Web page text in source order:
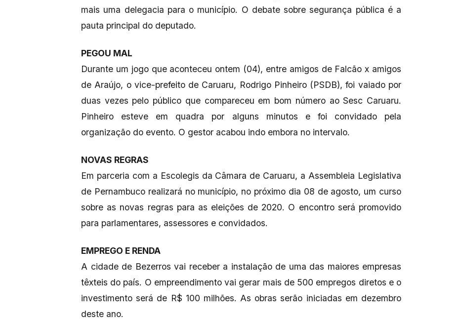
mais uma delegacia para o município. O debate sobre segurança pública é a
pauta principal do deputado.
PEGOU MAL
Durante um jogo que aconteceu ontem (04), entre amigos de Falcão x amigos
de Araújo, o vice-prefeito de Caruaru, Rodrigo Pinheiro (PSDB), foi vaiado por
duas vezes pelo público que compareceu em bom número ao Sesc Caruaru.
Pinheiro esteve em quadra por alguns minutos e foi convidado pela
organização do evento. O gestor acabou indo embora no intervalo.
NOVAS REGRAS
Em parceria com a Escolegis da Câmara de Caruaru, a Assembleia Legislativa
de Pernambuco realizará no município, no próximo dia 08 de agosto, um curso
sobre as novas regras para as eleições de 2020. O encontro será promovido
para parlamentares, assessores e convidados.
EMPREGO E RENDA
A cidade de Bezerros vai receber a instalação de uma das maiores empresas
têxteis do país. O empreendimento vai gerar mais de 500 empregos diretos e o
investimento será de R$ 100 milhões. As obras serão iniciadas em dezembro
deste ano.